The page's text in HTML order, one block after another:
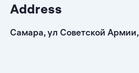
Address
Самара, ул Советской Армии,